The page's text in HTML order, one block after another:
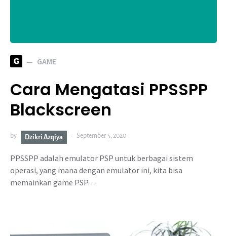
G GAME
Cara Mengatasi PPSSPP
Blackscreen
by Dzikri Azqiya September 5, 2020
PPSSPP adalah emulator PSP untuk berbagai sistem
operasi, yang mana dengan emulator ini, kita bisa
memainkan game PSP…